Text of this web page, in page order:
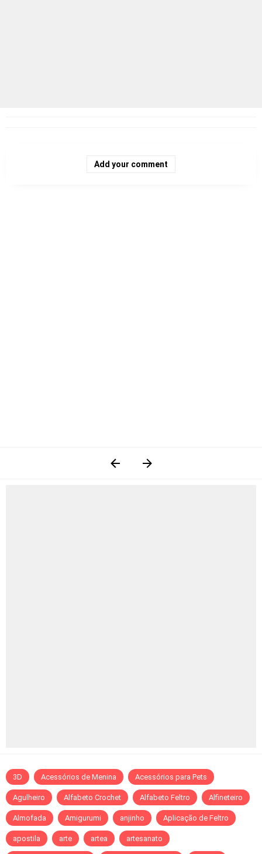
Add your comment
3D Acessórios de Menina Acessórios para Pets
Agulheiro Alfabeto Crochet Alfabeto Feltro Alfineteiro
Almofada Amigurumi anjinho Aplicação de Feltro
apostila arte artea artesanato